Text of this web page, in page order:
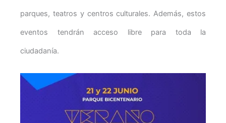
parques, teatros y centros culturales. Además, estos
eventos tendrán acceso libre para toda la
ciudadanía.